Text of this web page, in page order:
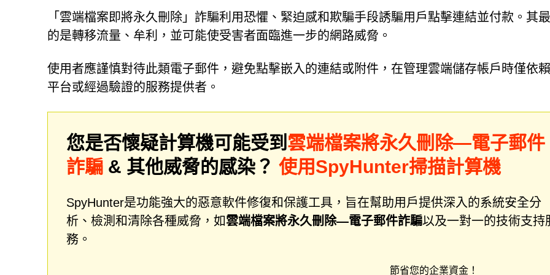
「雲端檔案即將永久刪除」詐騙利用恐懼、緊迫感和欺騙手段誘騙用戶點擊連結並付款。其
的是轉移流量、牟利，並可能使受害者面臨進一步的網路威脅。
使用者應謹慎對待此類電子郵件，避免點擊嵌入的連結或附件，在管理雲端儲存帳戶時僅依
平台或經過驗證的服務提供者。
您是否懷疑計算機可能受到雲端檔案將永久刪除—電子郵件
詐騙 & 其他威脅的感染？ 使用SpyHunter掃描計算機
SpyHunter是功能強大的惡意軟件修復和保護工具，旨在幫助用戶提供深入的系統安全分
析、檢測和清除各種威脅，如雲端檔案將永久刪除—電子郵件詐騙以及一對一的技術支持
務。
節省您的企業資金！